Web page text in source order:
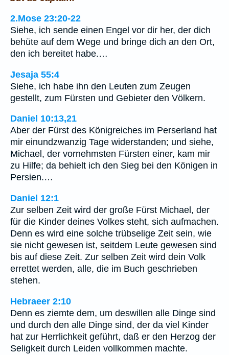
2.Mose 23:20-22
Siehe, ich sende einen Engel vor dir her, der dich
behüte auf dem Wege und bringe dich an den Ort,
den ich bereitet habe.…
Jesaja 55:4
Siehe, ich habe ihn den Leuten zum Zeugen
gestellt, zum Fürsten und Gebieter den Völkern.
Daniel 10:13,21
Aber der Fürst des Königreiches im Perserland hat
mir einundzwanzig Tage widerstanden; und siehe,
Michael, der vornehmsten Fürsten einer, kam mir
zu Hilfe; da behielt ich den Sieg bei den Königen in
Persien.…
Daniel 12:1
Zur selben Zeit wird der große Fürst Michael, der
für die Kinder deines Volkes steht, sich aufmachen.
Denn es wird eine solche trübselige Zeit sein, wie
sie nicht gewesen ist, seitdem Leute gewesen sind
bis auf diese Zeit. Zur selben Zeit wird dein Volk
errettet werden, alle, die im Buch geschrieben
stehen.
Hebraeer 2:10
Denn es ziemte dem, um deswillen alle Dinge sind
und durch den alle Dinge sind, der da viel Kinder
hat zur Herrlichkeit geführt, daß er den Herzog der
Seligkeit durch Leiden vollkommen machte.